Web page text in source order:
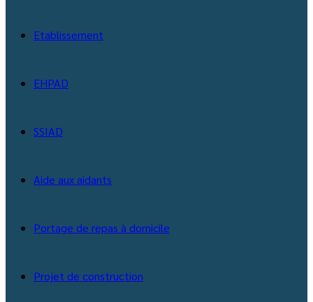
Etablissement
EHPAD
SSIAD
Aide aux aidants
Portage de repas à domicile
Projet de construction